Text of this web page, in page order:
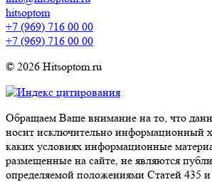
hitsoptom
+7 (969) 716 00 00
+7 (969) 716 00 00
© 2026 Hitsoptom.ru
Обращаем Ваше внимание на то, что
носит исключительно информационный
каких условиях информационные
размещенные на сайте, не являются
определяемой положениями Статей 435